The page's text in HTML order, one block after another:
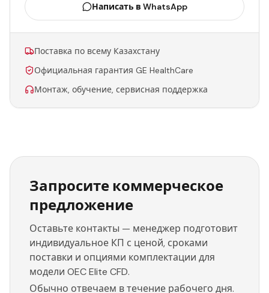
Написать в WhatsApp
Поставка по всему Казахстану
Официальная гарантия GE HealthCare
Монтаж, обучение, сервисная поддержка
Запросите коммерческое
предложение
Оставьте контакты — менеджер подготовит
индивидуальное КП с ценой, сроками
поставки и опциями комплектации для
модели OEC Elite CFD.
Обычно отвечаем в течение рабочего дня.